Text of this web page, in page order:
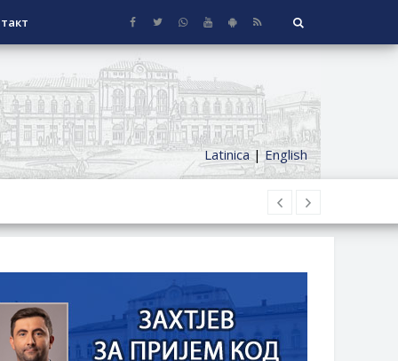
Latinica|English
КУЋЕ СА ОКУЋНИЦОМ НА
БОРАЧКИ ДОДАТАК ЗА